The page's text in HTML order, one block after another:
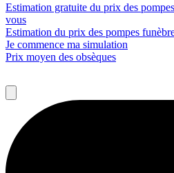
Estimation gratuite du prix des
vous
Estimation du prix des pompes
Je commence ma simulation
Prix moyen des obsèques